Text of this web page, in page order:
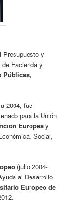
Presupuesto y
Hacienda y
Públicas,
2004, fue
para la Unión
Europea y
Social,
(julio 2004-
al Desarrollo
Europeo de